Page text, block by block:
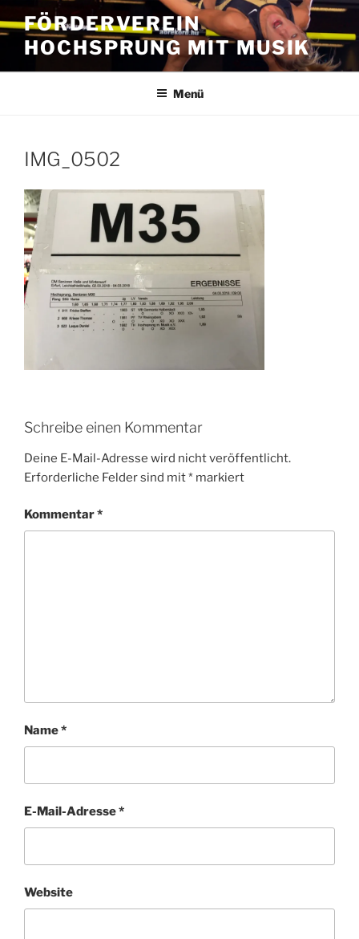
Inhalt
springen
FÖRDERVEREIN
HOCHSPRUNG MIT MUSIK
Menü
IMG_0502
Schreibe einen Kommentar
Deine E-Mail-Adresse wird nicht veröffentlicht.
Erforderliche Felder sind mit* markiert
Kommentar*
Name*
E-Mail-Adresse*
Website